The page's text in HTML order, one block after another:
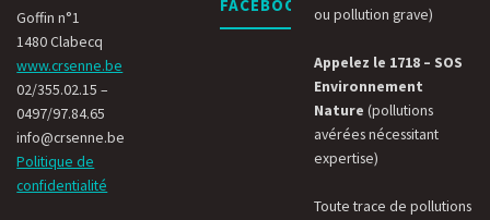
Goffin n°1
1480 Clabecq
www.crsenne.be
02/355.02.15 –
0497/97.84.65
info@crsenne.be
Politique de
confidentialité
FACEBOOK
ou pollution grave)
Appelez le 1718 – SOS
Environnement
Nature (pollutions
avérées nécessitant
expertise)
Toute trace de pollutions